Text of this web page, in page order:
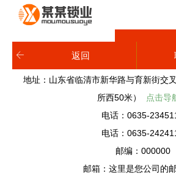
返回
地址：山东省临清市新华路与育新街交
所西50米）
点击导
电话：0635-
电话：0635-
邮编：000000
邮箱：这里是您公司的